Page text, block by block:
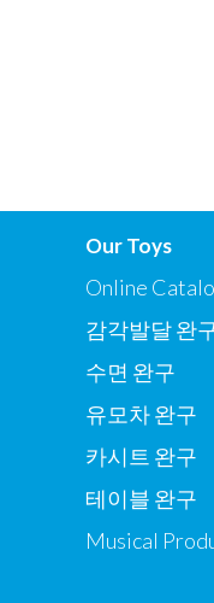
Our Toys
Online
감각발달 완
수면 완구
유모차 완구
카시트 완구
테이블 완구
Musical